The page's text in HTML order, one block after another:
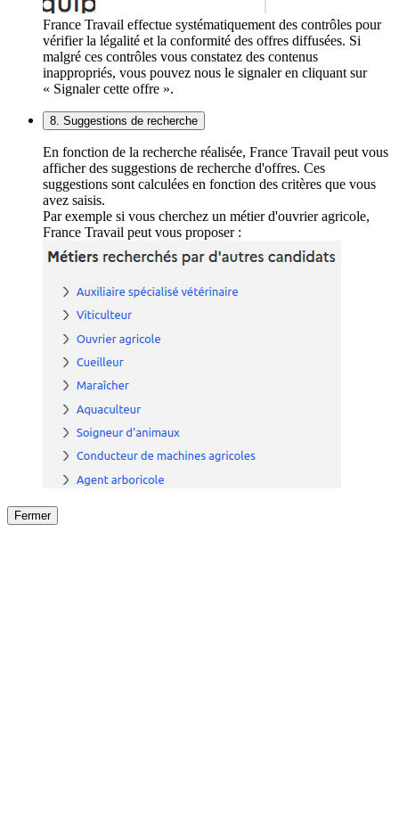
France Travail effectue systématiquement des contrôles pour
vérifier la légalité et la conformité des offres diffusées. Si
malgré ces contrôles vous constatez des contenus
inappropriés, vous pouvez nous le signaler en cliquant sur
« Signaler cette offre ».
8. Suggestions de recherche
En fonction de la recherche réalisée, France Travail peut vous
afficher des suggestions de recherche d'offres. Ces
suggestions sont calculées en fonction des critères que vous
avez saisis.
Par exemple si vous cherchez un métier d'ouvrier agricole,
France Travail peut vous proposer :
Fermer